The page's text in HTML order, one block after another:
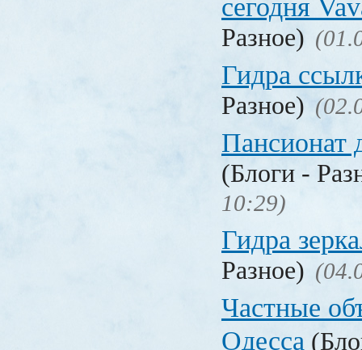
сегодня
Разное)
Гидра
Разное)
Пансионат
(Блоги -
10:29)
Гидра
Разное)
Частные
Одесса